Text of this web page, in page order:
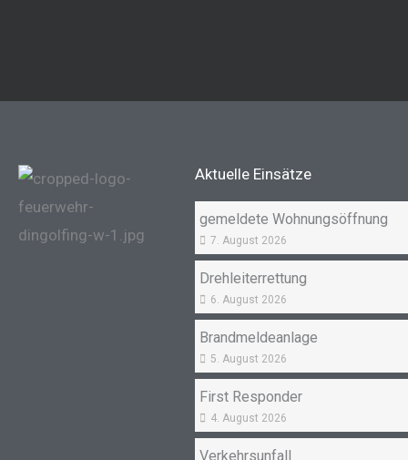
Aktuelle Einsätze
gemeldete Wohnungsöffnung
7. August 2026
Drehleiterrettung
6. August 2026
Brandmeldeanlage
5. August 2026
First Responder
4. August 2026
Verkehrsunfall